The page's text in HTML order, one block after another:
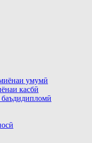
умумӣ
касбӣ
баъдидипломӣ